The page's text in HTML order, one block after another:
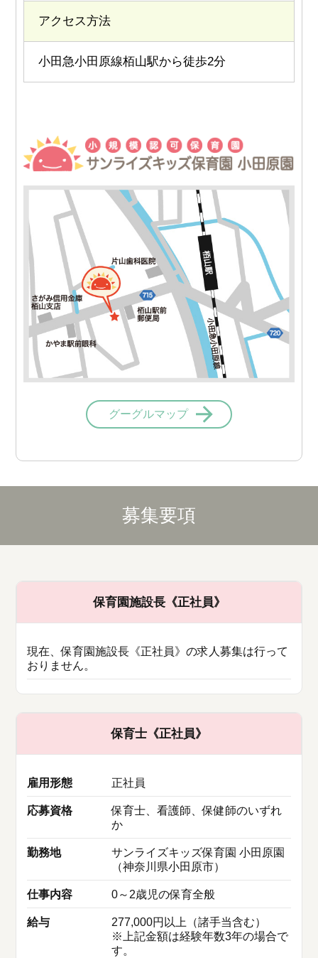
アクセス方法
小田急小田原線栢山駅から徒歩2分
グーグルマップ
募集要項
保育園施設長《正社員》
現在、保育園施設長《正社員》の求人募集は行って
おりません。
保育士《正社員》
雇用形態 正社員
応募資格
保育士、看護師、保健師のいずれ
か
勤務地
サンライズキッズ保育園 小田原園
（神奈川県小田原市）
仕事内容 0～2歳児の保育全般
給与
277,000円以上（諸手当含む）
※上記金額は経験年数3年の場合で
す。